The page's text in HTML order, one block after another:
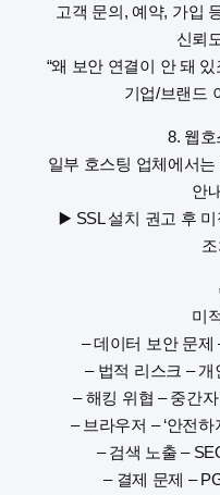
고객 문의, 예약, 가입
신뢰
“왜 보안 연결이 안 돼
기업/브랜드
8. 웹
일부 호스팅 업체에서
안
▶️ SSL 설치 권고 후
미
– 데이터 보안 문제
– 법적 리스크 –
– 해킹 위협 – 중간
– 브라우저 – ‘안전
– 검색 노출 –
– 결제 문제 –